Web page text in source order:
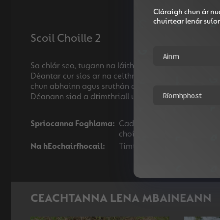
Scoil Choille 2
Sa chlár seo, tugann na láithreoirí Frainc,
Déantar cur síos ar na ceithre chéim de thimthriall
chun abhainn agus sruthán a fheiceáil, agus
Spriocanna Foghlama: Cad iad na céimeanna
choill tábhachtach i
Na hEochairfhocail:
Timthriall an uisce,
CEACHTANNA LENA MBAINEANN
Cláraigh chun ár
chuirtear lenár